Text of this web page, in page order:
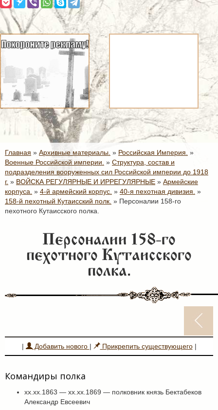
Главная » Архивные материалы. » Российская Империя. »
Военные Российской империи. » Структура, состав и
подразделения вооруженных сил Российской империи до 1918
г. » ВОЙСКА РЕГУЛЯРНЫЕ И ИРРЕГУЛЯРНЫЕ » Армейские
корпуса. » 4-й армейский корпус. » 40-я пехотная дивизия. »
158-й пехотный Кутаисский полк. » Персоналии 158-го
пехотного Кутаисского полка.
Персоналии 158-го
пехотного Кутаисского
полка.
| Добавить нового | Прикрепить существующего|
Командиры полка
хх.хх.1863 — хх.хх.1869 — полковник князь Бектабеков
Александр Евсеевич